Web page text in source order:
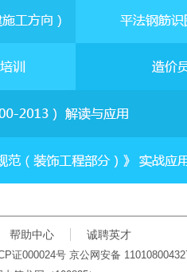
帮助中心 诚聘英才
证000024号 京公网安备